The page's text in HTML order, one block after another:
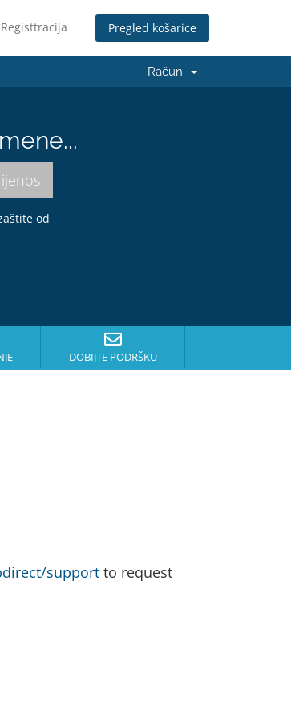
Registtracija Pregled košarice
Račun
od
DOBIJTE PODRŠKU
support to request